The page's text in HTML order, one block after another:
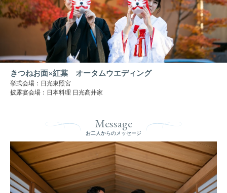
きつねお面×紅葉 オータムウエディング
挙式会場：日光東照宮
披露宴会場：日本料理 日光髙井家
Message
お二人からのメッセージ